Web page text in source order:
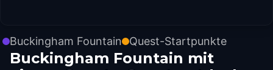
Buckingham Fountain Quest-Startpunkte
Buckingham Fountain mit